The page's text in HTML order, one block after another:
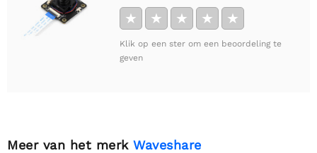
★ ★ ★ ★ ★
Klik op een ster om een beoordeling te
geven
Meer van het merk Waveshare